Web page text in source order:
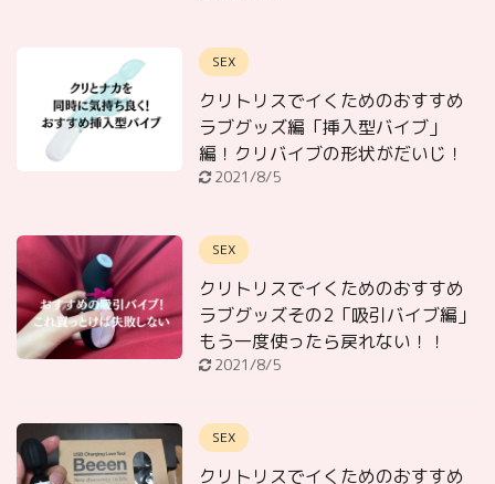
SEX
クリトリスでイくためのおすすめ
ラブグッズ編「挿入型バイブ」
編！クリバイブの形状がだいじ！
2021/8/5
SEX
クリトリスでイくためのおすすめ
ラブグッズその2「吸引バイブ編」
もう一度使ったら戻れない！！
2021/8/5
SEX
クリトリスでイくためのおすすめ